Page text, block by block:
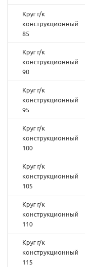
Круг г/к
конструкционный
85
Круг г/к
конструкционный
90
Круг г/к
конструкционный
95
Круг г/к
конструкционный
100
Круг г/к
конструкционный
105
Круг г/к
конструкционный
110
Круг г/к
конструкционный
115